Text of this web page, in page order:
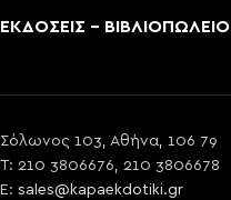
ΕΚΔΟΣΕΙΣ - ΒΙΒΛΙΟΠΩΛΕΙΟ
Σόλωνος 103, Αθήνα, 106 79
T: 210 3806676, 210 3806678
E: sales@kapaekdotiki.gr